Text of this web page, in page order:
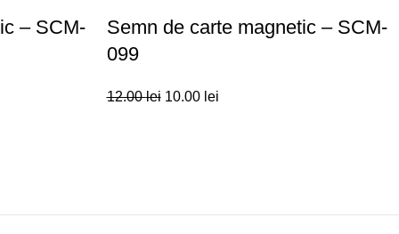
– SCM-
Semn de carte magnetic – SCM-
099
12.00lei 10.00 lei